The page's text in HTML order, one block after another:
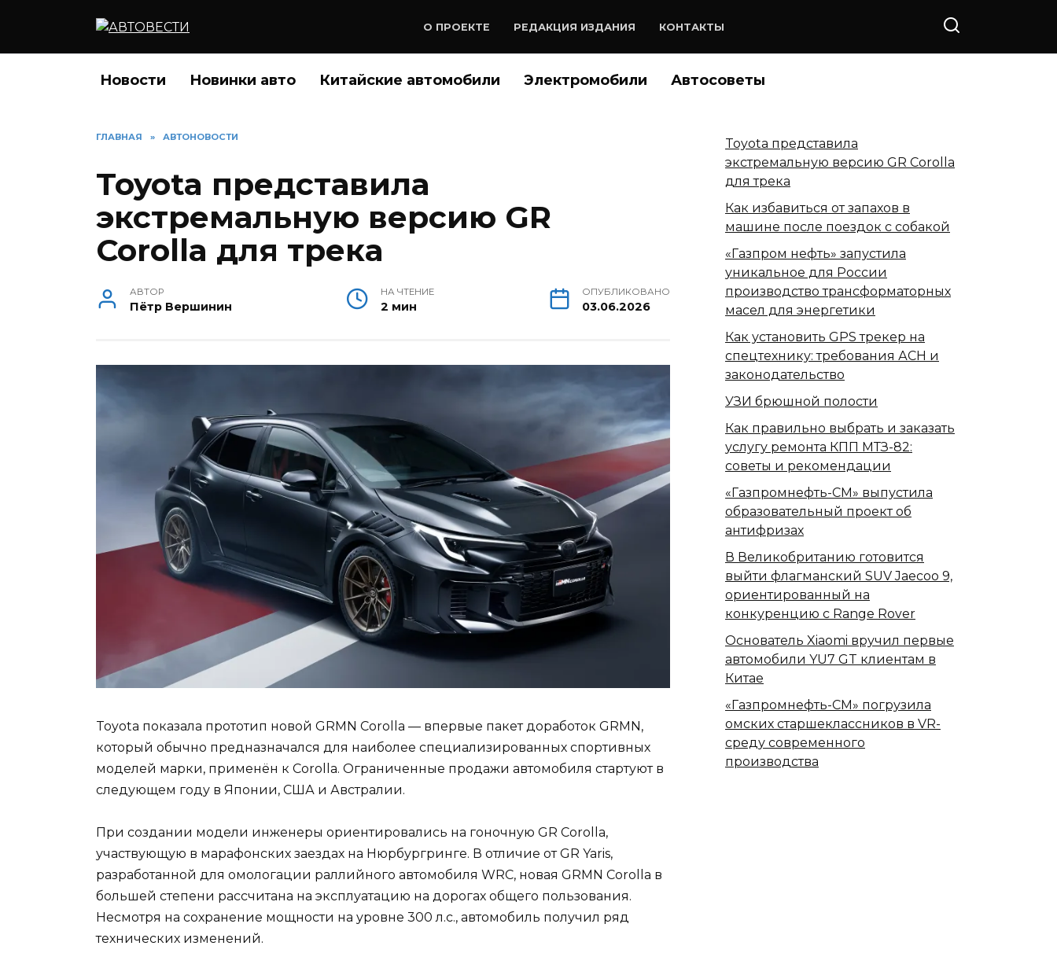
О ПРОЕКТЕ РЕДАКЦИЯ ИЗДАНИЯ КОНТАКТЫ
Новости Новинки авто Китайские автомобили Электромобили Автосоветы
ГЛАВНАЯ » АВТОНОВОСТИ
Toyota представила
экстремальную версию GR
Corolla для трека
АВТОР
Пётр Вершинин
НА ЧТЕНИЕ
2 мин
ОПУБЛИКОВАНО
03.06.2026
Toyota показала прототип новой GRMN Corolla — впервые пакет доработок GRMN,
который обычно предназначался для наиболее специализированных спортивных
моделей марки, применён к Corolla. Ограниченные продажи автомобиля стартуют в
следующем году в Японии, США и Австралии.
При создании модели инженеры ориентировались на гоночную GR Corolla,
участвующую в марафонских заездах на Нюрбургринге. В отличие от GR Yaris,
разработанной для омологации раллийного автомобиля WRC, новая GRMN Corolla в
большей степени рассчитана на эксплуатацию на дорогах общего пользования.
Несмотря на сохранение мощности на уровне 300 л.с., автомобиль получил ряд
технических изменений.
Toyota представила
экстремальную версию GR Corolla
для трека
Как избавиться от запахов в
машине после поездок с собакой
«Газпром нефть» запустила
уникальное для России
производство трансформаторных
масел для энергетики
Как установить GPS трекер на
спецтехнику: требования АСН и
законодательство
УЗИ брюшной полости
Как правильно выбрать и заказать
услугу ремонта КПП МТЗ-82:
советы и рекомендации
«Газпромнефть-СМ» выпустила
образовательный проект об
антифризах
В Великобританию готовится
выйти флагманский SUV Jaecoo 9,
ориентированный на
конкуренцию с Range Rover
Основатель Xiaomi вручил первые
автомобили YU7 GT клиентам в
Китае
«Газпромнефть-СМ» погрузила
омских старшеклассников в VR-
среду современного
производства